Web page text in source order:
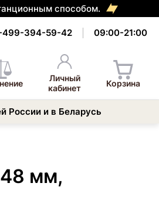
способом.
499-394-59-42 09:00-21:00
Личный
кабинет
Корзина
России и в Беларусь
мм,